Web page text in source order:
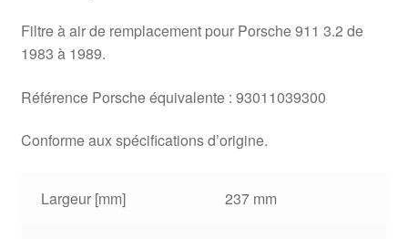
Filtre à air de remplacement pour Porsche 911 3.2 de
1983 à 1989.
Référence Porsche équivalente : 93011039300
Conforme aux spécifications d’origine.
Largeur [mm] 237 mm